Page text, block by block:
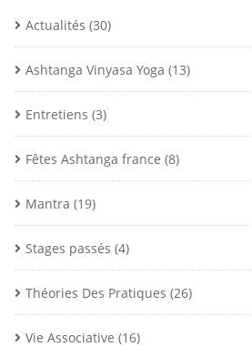
Actualités (30)
Ashtanga Vinyasa Yoga (13)
Entretiens (3)
Fêtes Ashtanga france (8)
Mantra (19)
Stages passés (4)
Théories Des Pratiques (26)
Vie Associative (16)